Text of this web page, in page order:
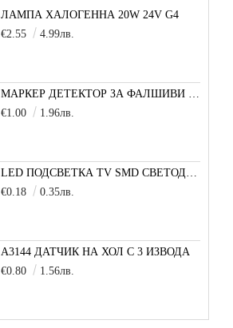
ЛАМПА ХАЛОГЕННА 20W 24V G4
€2.55
4.99лв.
МАРКЕР ДЕТЕКТОР ЗА ФАЛШИВИ БАНКНОТИ
€1.00
1.96лв.
LED ПОДСВЕТКА TV SMD СВЕТОДИОД 2835 2W 3V МАЛКА+
€0.18
0.35лв.
A3144 ДАТЧИК НА ХОЛ С 3 ИЗВОДА
€0.80
1.56лв.